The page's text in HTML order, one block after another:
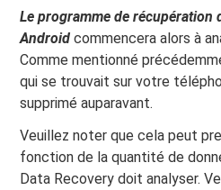
Le programme de récupération
Android commencera alors à
Comme mentionné
qui se trouvait sur votre
supprimé auparavant.
Veuillez noter que cela peut
fonction de la quantité de
Data Recovery doit analyser.